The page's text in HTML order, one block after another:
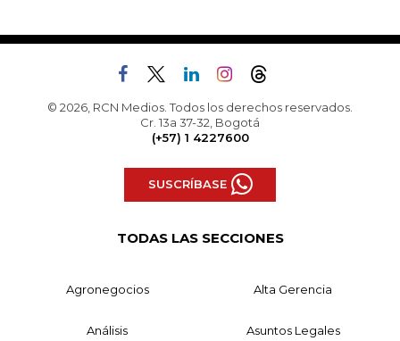
© 2026, RCN Medios. Todos los derechos reservados.
Cr. 13a 37-32, Bogotá
(+57) 1 4227600
SUSCRÍBASE
TODAS LAS SECCIONES
Agronegocios Alta Gerencia
Análisis Asuntos Legales